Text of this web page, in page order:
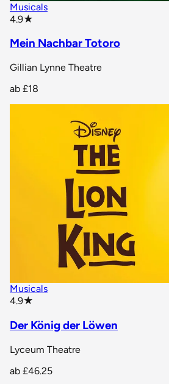
Musicals
4.9★
Mein Nachbar Totoro
Gillian Lynne Theatre
ab £18
Musicals
4.9★
Der König der Löwen
Lyceum Theatre
ab £46.25